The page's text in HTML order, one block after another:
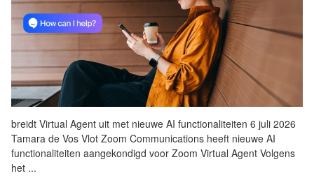
breidt Virtual Agent uit met nieuwe AI functionaliteiten 6 juli 2026
Tamara de Vos Vlot Zoom Communications heeft nieuwe AI
functionaliteiten aangekondigd voor Zoom Virtual Agent Volgens
het ...